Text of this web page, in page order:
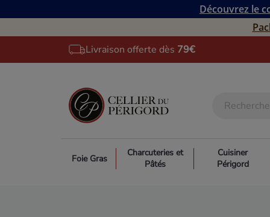
Découvrez le
Livraison offerte dès 79€
Foie Gras
Charcuteries et
Pâtés
Cuisiner
Périgord